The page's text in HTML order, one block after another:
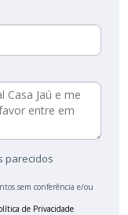
parecidos
sem conferência e/ou
de Privacidade